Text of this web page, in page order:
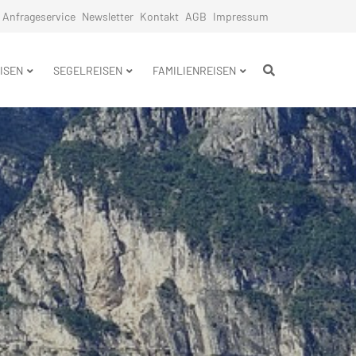
Anfrageservice Newsletter Kontakt AGB Impressum
SEGELREISEN FAMILIENREISEN